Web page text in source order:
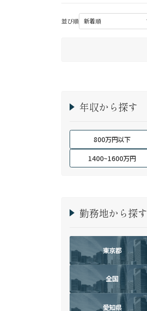
並び順
年収から探す
800万円以下
1400~1600万円
勤務地から探す
東京都
全国
愛知県